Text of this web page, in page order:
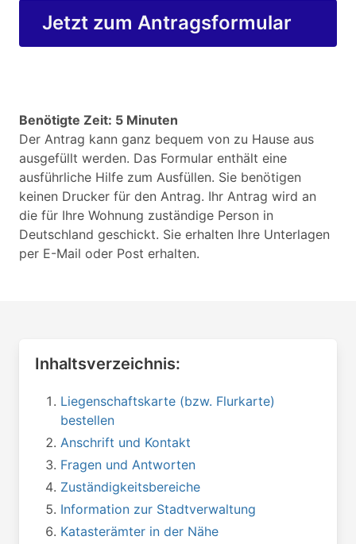
Jetzt zum Antragsformular
Benötigte Zeit: 5 Minuten
Der Antrag kann ganz bequem von zu Hause aus
ausgefüllt werden. Das Formular enthält eine
ausführliche Hilfe zum Ausfüllen. Sie benötigen
keinen Drucker für den Antrag. Ihr Antrag wird an
die für Ihre Wohnung zuständige Person in
Deutschland geschickt. Sie erhalten Ihre Unterlagen
per E-Mail oder Post erhalten.
Inhaltsverzeichnis:
Liegenschaftskarte (bzw. Flurkarte)
bestellen
Anschrift und Kontakt
Fragen und Antworten
Zuständigkeitsbereiche
Information zur Stadtverwaltung
Katasterämter in der Nähe